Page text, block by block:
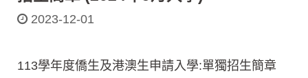
2023-12-01
113學年度僑生及港澳生申請入學:單獨招生簡章